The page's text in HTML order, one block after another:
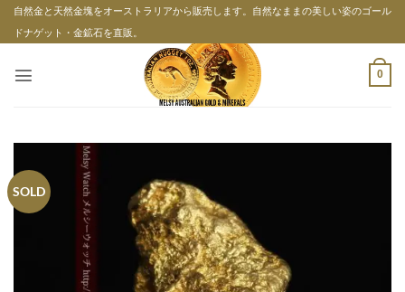
Skip自然金と天然金塊をオーストラリアから販売します。自然なままの美しい姿のゴール
ドナゲット・金鉱石を直販。
0
SOLD